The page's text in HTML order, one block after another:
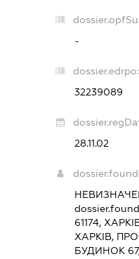
-
dossier.edrpo:
32239089
28.11.02
61174,
ХАРКІВ,
БУДИНОК